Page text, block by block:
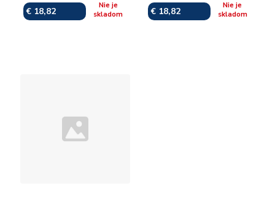
€ 18,82
Nie je
skladom
€ 18,82
Nie je
skladom